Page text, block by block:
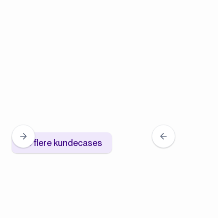
Se flere kundecases